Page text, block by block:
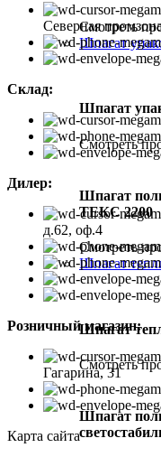
Смотреть
Шпагат
Шпагат
Смотреть
Шпагат
ТЕКС 2200
Смотреть
Шпагат
Шпагат
Смотреть
Шпагат
Северная
Склад:
Дилер:
д.62, оф.4
Розничный магазин:
Гагарина, 31
Карта сайта